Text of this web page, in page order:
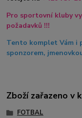
Pro sportovní kluby
požadavků !!!
Tento komplet Vám i
sponzorem,
Zboží zařazeno v
FOTBAL